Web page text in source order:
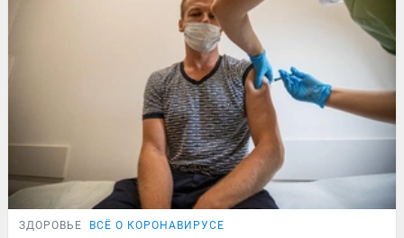
ЗДОРОВЬЕ ВСЁ О КОРОНАВИРУСЕ